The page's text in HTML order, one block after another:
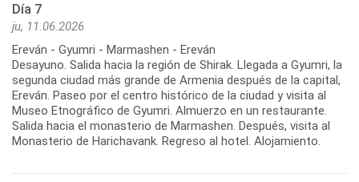
Día 7
ju, 11.06.2026
Ereván - Gyumri - Marmashen - Ereván
Desayuno. Salida hacia la región de Shirak. Llegada a Gyumri, la
segunda ciudad más grande de Armenia después de la capital,
Ereván. Paseo por el centro histórico de la ciudad y visita al
Museo Etnográfico de Gyumri. Almuerzo en un restaurante.
Salida hacia el monasterio de Marmashen. Después, visita al